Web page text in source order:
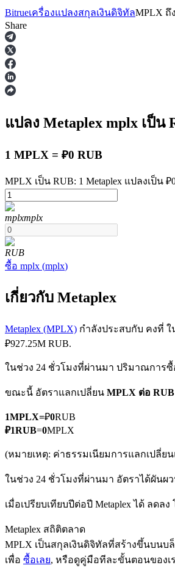
ฟิวเจอร์ส
ฟิวเจอร์ส USDT
ฟิวเจอร์ส COIN-M
ฟิวเจอร์สสกุลเงินดิจิทัล
Bitrueเครื่องแปลงสกุลเงินดิจิทัลMPLX ถึง
Share
แปลง Metaplex mplx เป็น
1 MPLX = ₽0 RUB
MPLX เป็น RUB: 1 Metaplex แปลงเป็น
mplxmplx
RUB
ซื้อ mplx (mplx)
เกี่ยวกับ Metaplex
Metaplex (MPLX) กำลังประสบกับ คงที่
₽927.25M RUB.
ในช่วง 24 ชั่วโมงที่ผ่านมา ปริมาณการซื้
ขณะนี้ อัตราแลกเปลี่ยน MPLX ต่อ RUB
1MPLX=₽0RUB
₽1RUB=0MPLX
(หมายเหตุ: ค่าธรรมเนียมการแลกเปลี่ย
ในช่วง 24 ชั่วโมงที่ผ่านมา อัตราได้ผันผ
เมื่อเปรียบเทียบปีต่อปี Metaplex ได้ ลดล
Metaplex สถิติตลาด
MPLX เป็นสกุลเงินดิจิทัลที่สร้างขึ้นบนบ
เพื่อ ซื้อเลย, หรือดูคู่มือทีละขั้นตอนของเ